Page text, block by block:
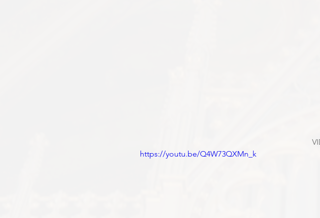
https://youtu.be/Q4W73QXMn_k